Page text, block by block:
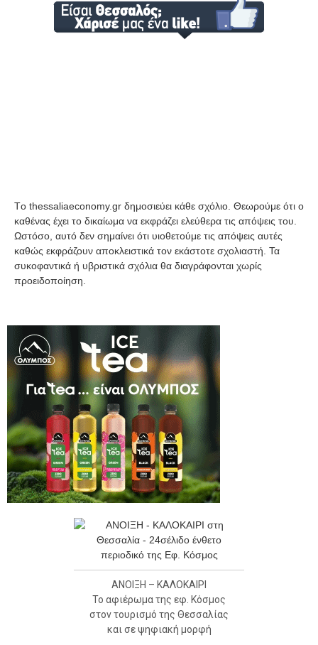
Tο thessaliaeconomy.gr δημοσιεύει κάθε σχόλιο. Θεωρούμε ότι ο
καθένας έχει το δικαίωμα να εκφράζει ελεύθερα τις απόψεις του.
Ωστόσο, αυτό δεν σημαίνει ότι υιοθετούμε τις απόψεις αυτές
καθώς εκφράζουν αποκλειστικά τον εκάστοτε σχολιαστή. Τα
συκοφαντικά ή υβριστικά σχόλια θα διαγράφονται χωρίς
προειδοποίηση.
ΑΝΟΙΞΗ – ΚΑΛΟΚΑΙΡΙ
Το αφιέρωμα της εφ. Κόσμος
στον τουρισμό της Θεσσαλίας
και σε ψηφιακή μορφή